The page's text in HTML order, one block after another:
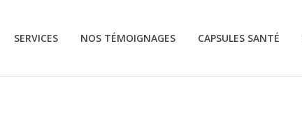
SERVICES NOS TÉMOIGNAGES CAPSULES SANTÉ